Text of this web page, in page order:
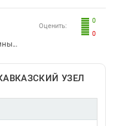
0
0
Оценить:
УЗЕЛ